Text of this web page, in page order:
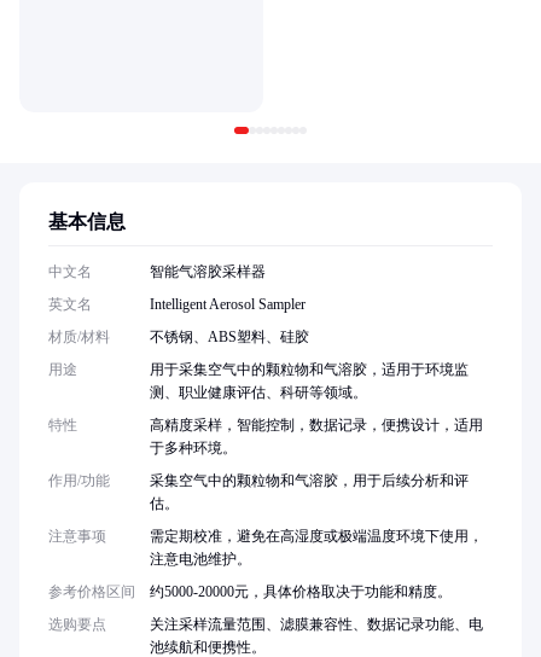
基本信息
中文名
智能气溶胶采样器
英文名
Intelligent Aerosol Sampler
材质/材料
不锈钢、ABS塑料、硅胶
用途
用于采集空气中的颗粒物和气溶胶，适用于环境监
测、职业健康评估、科研等领域。
特性
高精度采样，智能控制，数据记录，便携设计，适用
于多种环境。
作用/功能
采集空气中的颗粒物和气溶胶，用于后续分析和评
估。
注意事项
需定期校准，避免在高湿度或极端温度环境下使用，
注意电池维护。
参考价格区间
约5000-20000元，具体价格取决于功能和精度。
选购要点
关注采样流量范围、滤膜兼容性、数据记录功能、电
池续航和便携性。